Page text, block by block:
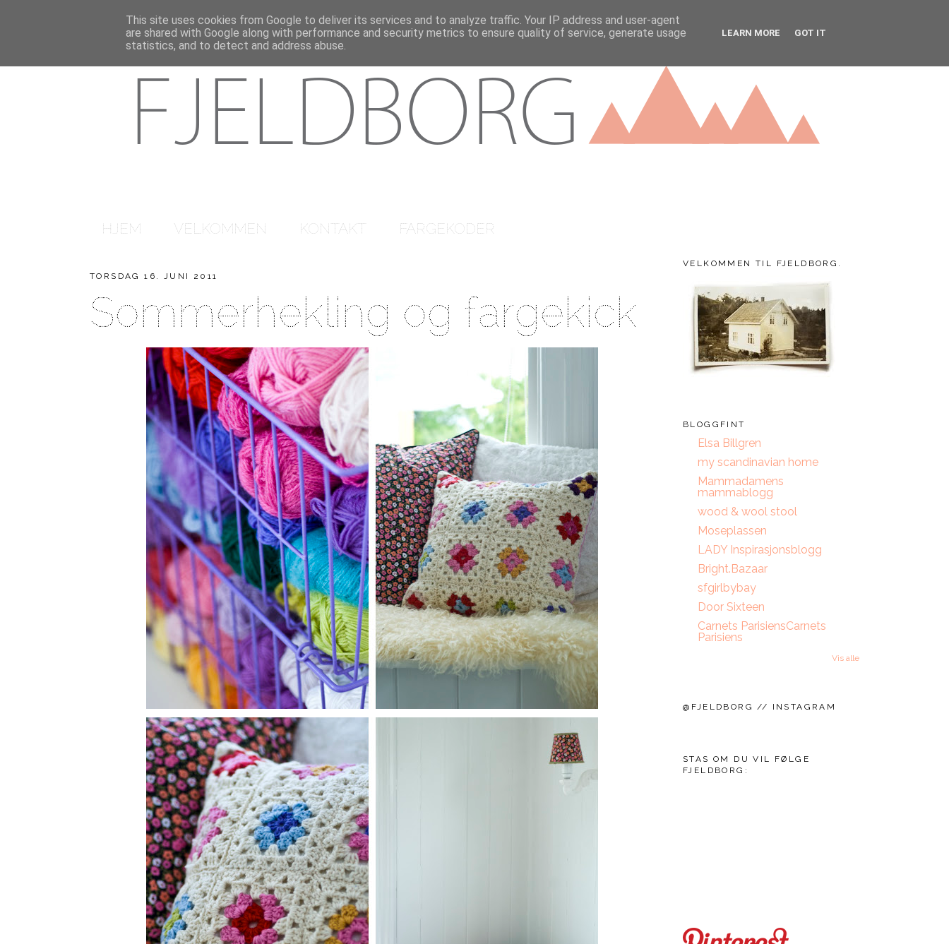
HJEM VELKOMMEN KONTAKT FARGEKODER
TORSDAG 16. JUNI 2011
Sommerhekling og fargekick
VELKOMMEN TIL FJELDBORG.
BLOGGFINT
Elsa Billgren
my scandinavian home
Mammadamens
mammablogg
wood & wool stool
Moseplassen
LADY Inspirasjonsblogg
Bright.Bazaar
sfgirlbybay
Door Sixteen
Carnets ParisiensCarnets
Parisiens
Vis alle
@FJELDBORG // INSTAGRAM
STAS OM DU VIL FØLGE
FJELDBORG:
This site uses cookies from Google to deliver its services and to analyze traffic. Your IP address and user-agent
are shared with Google along with performance and security metrics to ensure quality of service, generate usage
statistics, and to detect and address abuse.
LEARN MORE GOT IT